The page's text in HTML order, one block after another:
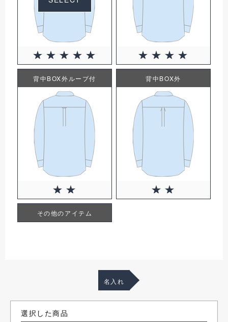
背中BOX外ループ付 背中BOX外
その他のアイテム
選択した商品
名入れ